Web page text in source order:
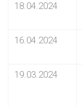
18.04.2024
16.04.2024
19.03.2024